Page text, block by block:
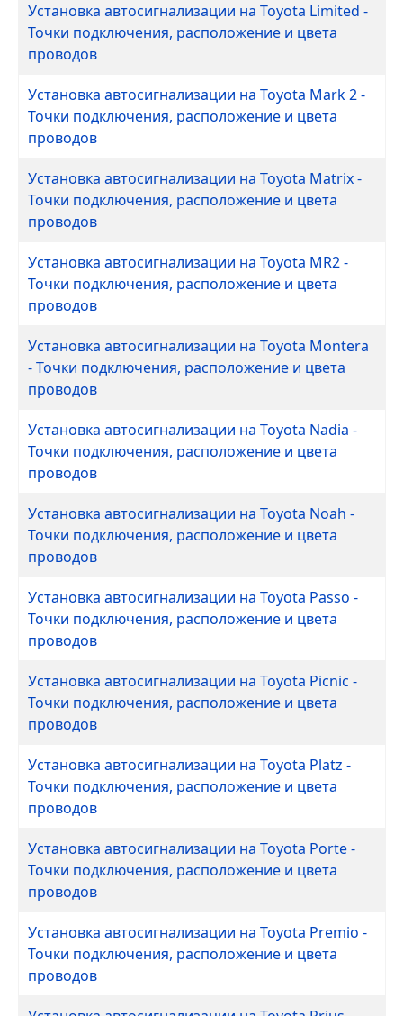
Установка автосигнализации на Toyota Limited -
Точки подключения, расположение и цвета
проводов
Установка автосигнализации на Toyota Mark 2 -
Точки подключения, расположение и цвета
проводов
Установка автосигнализации на Toyota Matrix -
Точки подключения, расположение и цвета
проводов
Установка автосигнализации на Toyota MR2 -
Точки подключения, расположение и цвета
проводов
Установка автосигнализации на Toyota Montera
- Точки подключения, расположение и цвета
проводов
Установка автосигнализации на Toyota Nadia -
Точки подключения, расположение и цвета
проводов
Установка автосигнализации на Toyota Noah -
Точки подключения, расположение и цвета
проводов
Установка автосигнализации на Toyota Passo -
Точки подключения, расположение и цвета
проводов
Установка автосигнализации на Toyota Picnic -
Точки подключения, расположение и цвета
проводов
Установка автосигнализации на Toyota Platz -
Точки подключения, расположение и цвета
проводов
Установка автосигнализации на Toyota Porte -
Точки подключения, расположение и цвета
проводов
Установка автосигнализации на Toyota Premio -
Точки подключения, расположение и цвета
проводов